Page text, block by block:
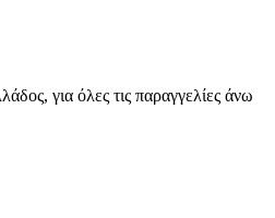
για όλες τις παραγγελίες άνω